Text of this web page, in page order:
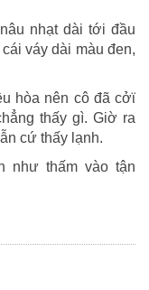
nhạt dài tới đầu
váy dài màu đen,
hòa nên cô đã cởϊ
thấy gì. Giờ ra
cứ thấy lạnh.
như thấm vào tận